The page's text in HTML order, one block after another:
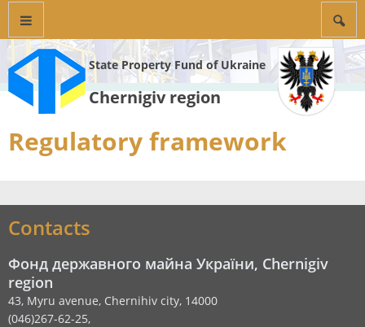
State Property Fund of Ukraine
Chernigiv region
Regulatory framework
Contacts
Фонд державного майна України, Chernigiv
region
43, Myru avenue, Chernihiv city, 14000
(046)267-62-25,